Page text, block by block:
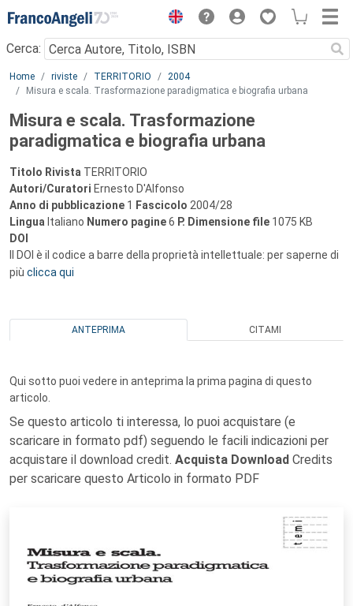
Menu
Cerca:
Main content
Home riviste TERRITORIO
2004
Misura e scala. Trasformazione paradigmatica e biografia urbana
Misura e scala. Trasformazione
paradigmatica e biografia urbana
Titolo Rivista TERRITORIO
Autori/Curatori Ernesto D'Alfonso
Anno di pubblicazione 1 Fascicolo 2004/28
Lingua Italiano Numero pagine6 P. Dimensione file 1075 KB
DOI
Il DOI è il codice a barre della proprietà intellettuale: per saperne di
più clicca qui
ANTEPRIMA CITAMI
Qui sotto puoi vedere in anteprima la prima pagina di questo
articolo.
Se questo articolo ti interessa, lo puoi acquistare (e
scaricare in formato pdf) seguendo le facili indicazioni per
acquistare il download credit. Acquista Download Credits
per scaricare questo Articolo in formato PDF